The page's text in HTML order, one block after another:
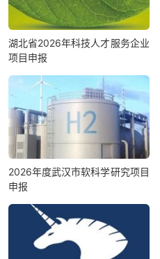
湖北省2026年科技人才服务企业
项目申报
2026年度武汉市软科学研究项目
申报